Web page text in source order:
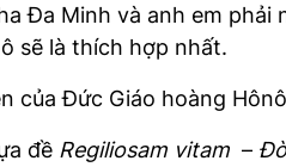
Đa Minh và anh em
sẽ là thích hợp nhất.
của Đức Giáo hoàng
đề Regiliosam vitam –